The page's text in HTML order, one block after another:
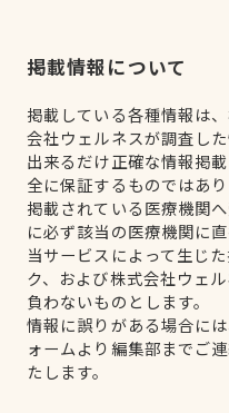
掲載情報について
掲載している各種情報は
会社ウェルネスが調査し
出来るだけ正確な情報掲
全に保証するものではあり
掲載されている医療機関
に必ず該当の医療機関に
当サービスによって生じ
ク、および株式会社ウェ
負わないものとします。
情報に誤りがある場合に
ォームより編集部までご
たします。